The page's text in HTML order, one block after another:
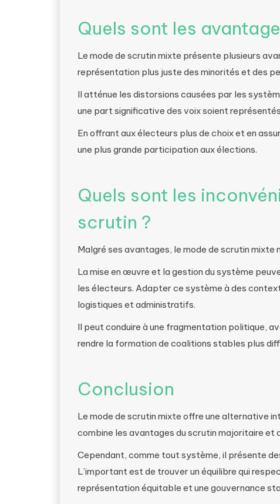
Quels sont les
Le mode de scrutin mixte présente plusieurs
représentation plus juste des minorités et des
Il atténue les distorsions causées par les
une part significative des voix soient
En offrant aux électeurs plus de choix et en
une plus grande participation aux élections.
Quels sont les
scrutin ?
Malgré ses avantages, le mode de scrutin mixte
La mise en œuvre et la gestion du système
les électeurs. Adapter ce système à des
logistiques et administratifs.
Il peut conduire à une fragmentation politique,
rendre la formation de coalitions stables plus
Conclusion
Le mode de scrutin mixte offre une alternative
combine les avantages du scrutin majoritaire et
Cependant, comme tout système, il présente
L’important est de trouver un équilibre qui
représentation équitable et une gouvernance